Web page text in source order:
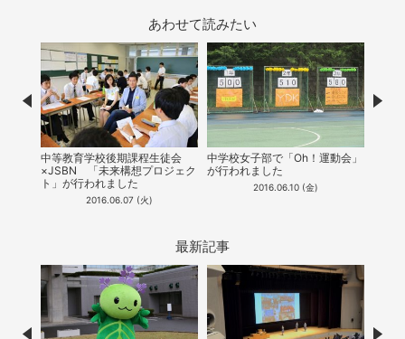
あわせて読みたい
中等教育学校後期課程生徒会
×JSBN 「未来構想プロジェク
ト」が行われました
2016.06.07 (火)
中学校女子部で「Oh！運動会」
が行われました
2016.06.10 (金)
Prev
最新記事
Prev